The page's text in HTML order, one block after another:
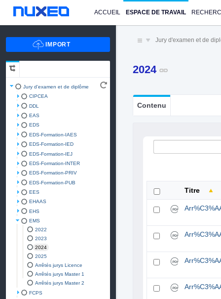
ACCUEIL ESPACE DE TRAVAIL
Jury d'examen et de diplôme
CIPCEA
DDL
EAS
EDS
EDS-Formation-IAES
EDS-Formation-IED
EDS-Formation-IEJ
EDS-Formation-INTER
EDS-Formation-PRIV
EDS-Formation-PUB
EES
EHAAS
EHS
EMS
2022
2023
2024
2025
Arrêtés jurys Licence
Arrêtés jurys Master 1
Arrêtés jurys Master 2
FCPS
Jury d'examen et de
2024
Contenu
Titre